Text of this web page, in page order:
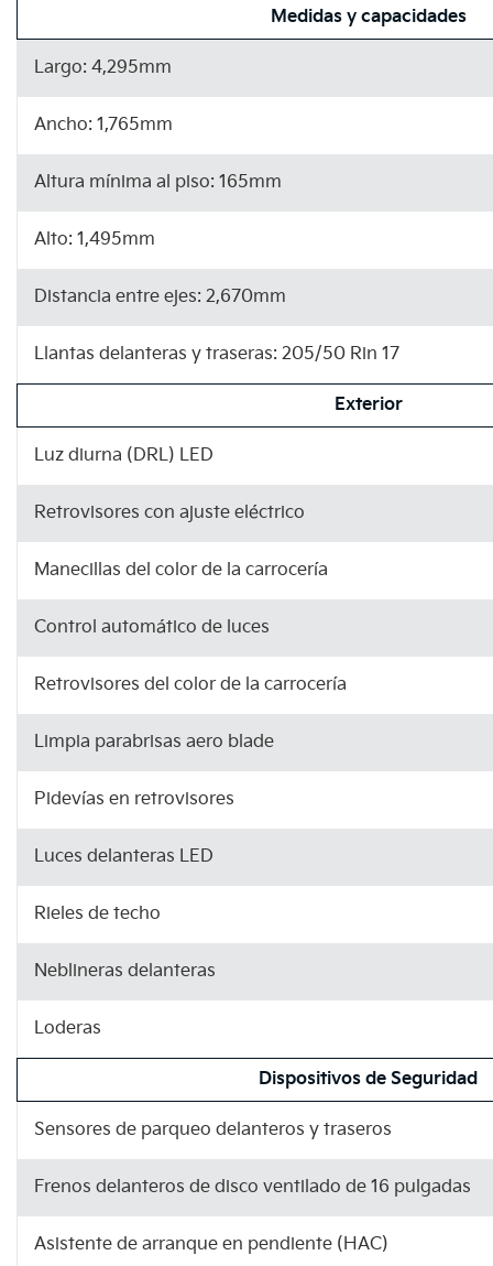
Medidas y capacidades
Largo: 4,295mm
Ancho: 1,765mm
Altura mínima al piso: 165mm
Alto: 1,495mm
Distancia entre ejes: 2,670mm
Llantas delanteras y traseras: 205/50 Rin 17
Exterior
Luz diurna (DRL) LED
Retrovisores con ajuste eléctrico
Manecillas del color de la carrocería
Control automático de luces
Retrovisores del color de la carrocería
Limpia parabrisas aero blade
Pidevías en retrovisores
Luces delanteras LED
Rieles de techo
Neblineras delanteras
Loderas
Dispositivos de Seguridad
Sensores de parqueo delanteros y traseros
Frenos delanteros de disco ventilado de 16 pulgadas
Asistente de arranque en pendiente (HAC)